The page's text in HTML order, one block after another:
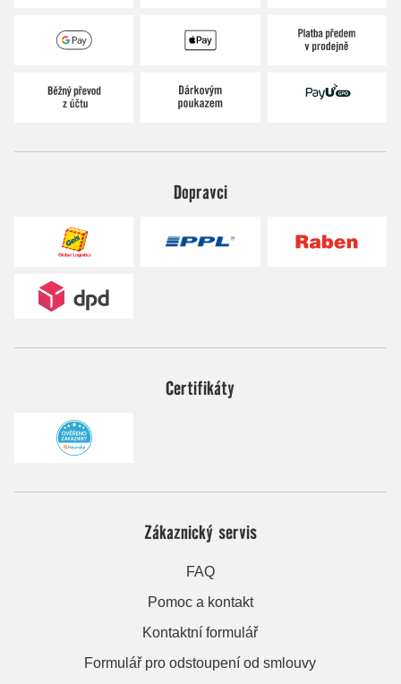
Dopravci
Certifikáty
Zákaznický servis
FAQ
Pomoc a kontakt
Kontaktní formulář
Formulář pro odstoupení od smlouvy